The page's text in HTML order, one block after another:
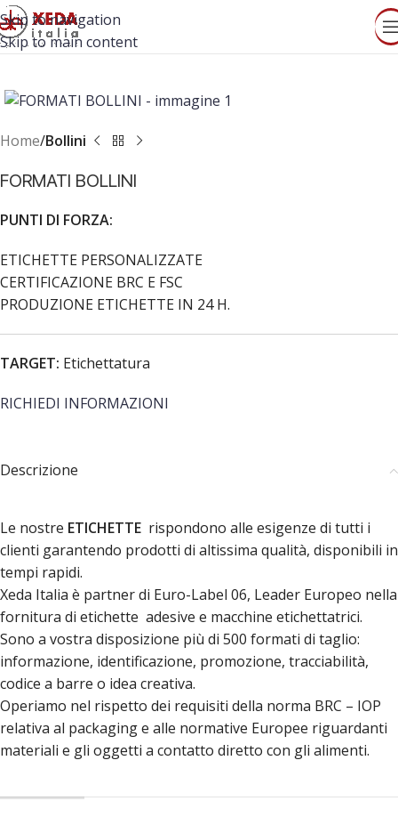
Skip to navigation
Skip to main content
Home Bollini
FORMATI BOLLINI
PUNTI DI FORZA:
ETICHETTE PERSONALIZZATE
CERTIFICAZIONE BRC E FSC
PRODUZIONE ETICHETTE IN 24 H.
TARGET: Etichettatura
RICHIEDI INFORMAZIONI
Descrizione
Le nostre ETICHETTE rispondono alle esigenze di tutti i
clienti garantendo prodotti di altissima qualità, disponibili in
tempi rapidi.
Xeda Italia è partner di Euro-Label 06, Leader Europeo nella
fornitura di etichette adesive e macchine etichettatrici.
Sono a vostra disposizione più di 500 formati di taglio:
informazione, identificazione, promozione, tracciabilità,
codice a barre o idea creativa.
Operiamo nel rispetto dei requisiti della norma BRC – IOP
relativa al packaging e alle normative Europee riguardanti
materiali e gli oggetti a contatto diretto con gli alimenti.